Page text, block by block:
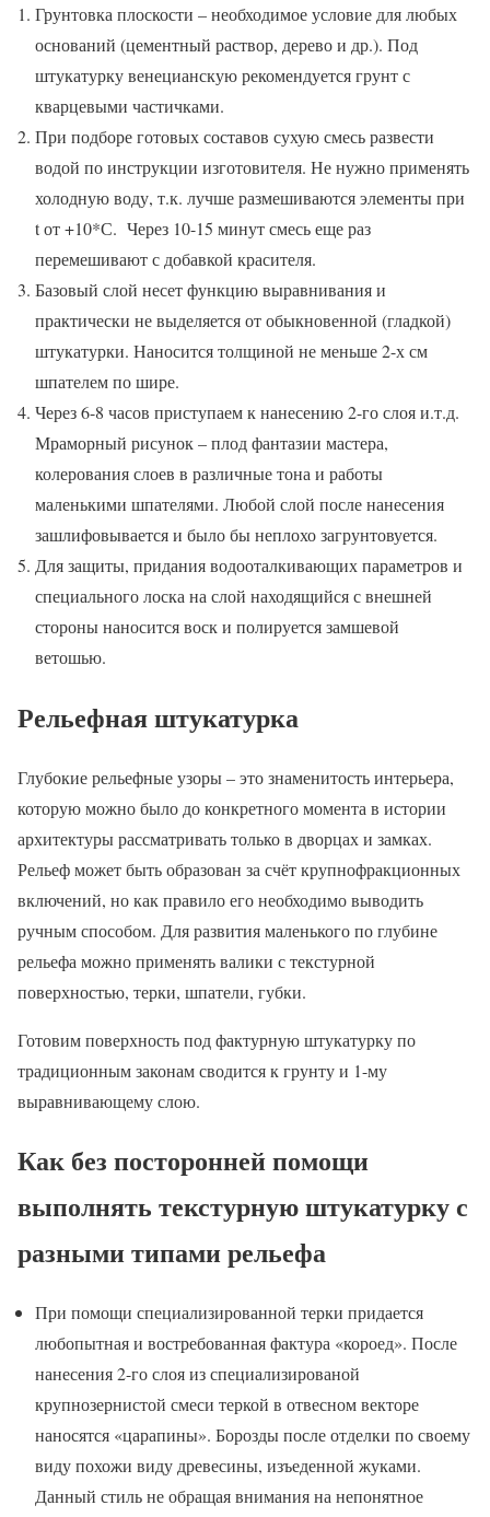
Грунтовка плоскости – необходимое условие для любых
оснований (цементный раствор, дерево и др.). Под
штукатурку венецианскую рекомендуется грунт с
кварцевыми частичками.
При подборе готовых составов сухую смесь развести
водой по инструкции изготовителя. Не нужно применять
холодную воду, т.к. лучше размешиваются элементы при
t от +10*С. Через 10-15 минут смесь еще раз
перемешивают с добавкой красителя.
Базовый слой несет функцию выравнивания и
практически не выделяется от обыкновенной (гладкой)
штукатурки. Наносится толщиной не меньше 2-х см
шпателем по шире.
Через 6-8 часов приступаем к нанесению 2-го слоя и.т.д.
Мраморный рисунок – плод фантазии мастера,
колерования слоев в различные тона и работы
маленькими шпателями. Любой слой после нанесения
зашлифовывается и было бы неплохо загрунтовуется.
Для защиты, придания водооталкивающих параметров и
специального лоска на слой находящийся с внешней
стороны наносится воск и полируется замшевой
ветошью.
Рельефная штукатурка
Глубокие рельефные узоры – это знаменитость интерьера,
которую можно было до конкретного момента в истории
архитектуры рассматривать только в дворцах и замках.
Рельеф может быть образован за счёт крупнофракционных
включений, но как правило его необходимо выводить
ручным способом. Для развития маленького по глубине
рельефа можно применять валики с текстурной
поверхностью, терки, шпатели, губки.
Готовим поверхность под фактурную штукатурку по
традиционным законам сводится к грунту и 1-му
выравнивающему слою.
Как без посторонней помощи
выполнять текстурную штукатурку с
разными типами рельефа
При помощи специализированной терки придается
любопытная и востребованная фактура «короед». После
нанесения 2-го слоя из специализированой
крупнозернистой смеси теркой в отвесном векторе
наносятся «царапины». Борозды после отделки по своему
виду похожи виду древесины, изъеденной жуками.
Данный стиль не обращая внимания на непонятное